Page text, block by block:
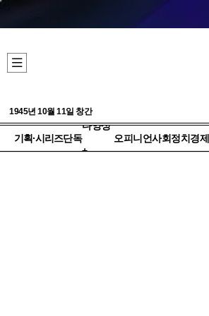
1945년 10월 11일 창간
기획·시리즈단독
다양성
+
오피니언사회정치 경제